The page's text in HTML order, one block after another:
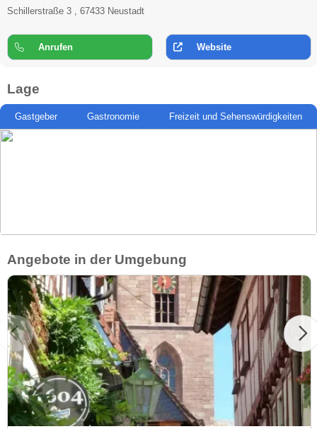
Schillerstraße 3 , 67433 Neustadt
Anrufen Website
Lage
Gastgeber Gastronomie Freizeit und Sehenswürdigkeiten
Angebote in der Umgebung